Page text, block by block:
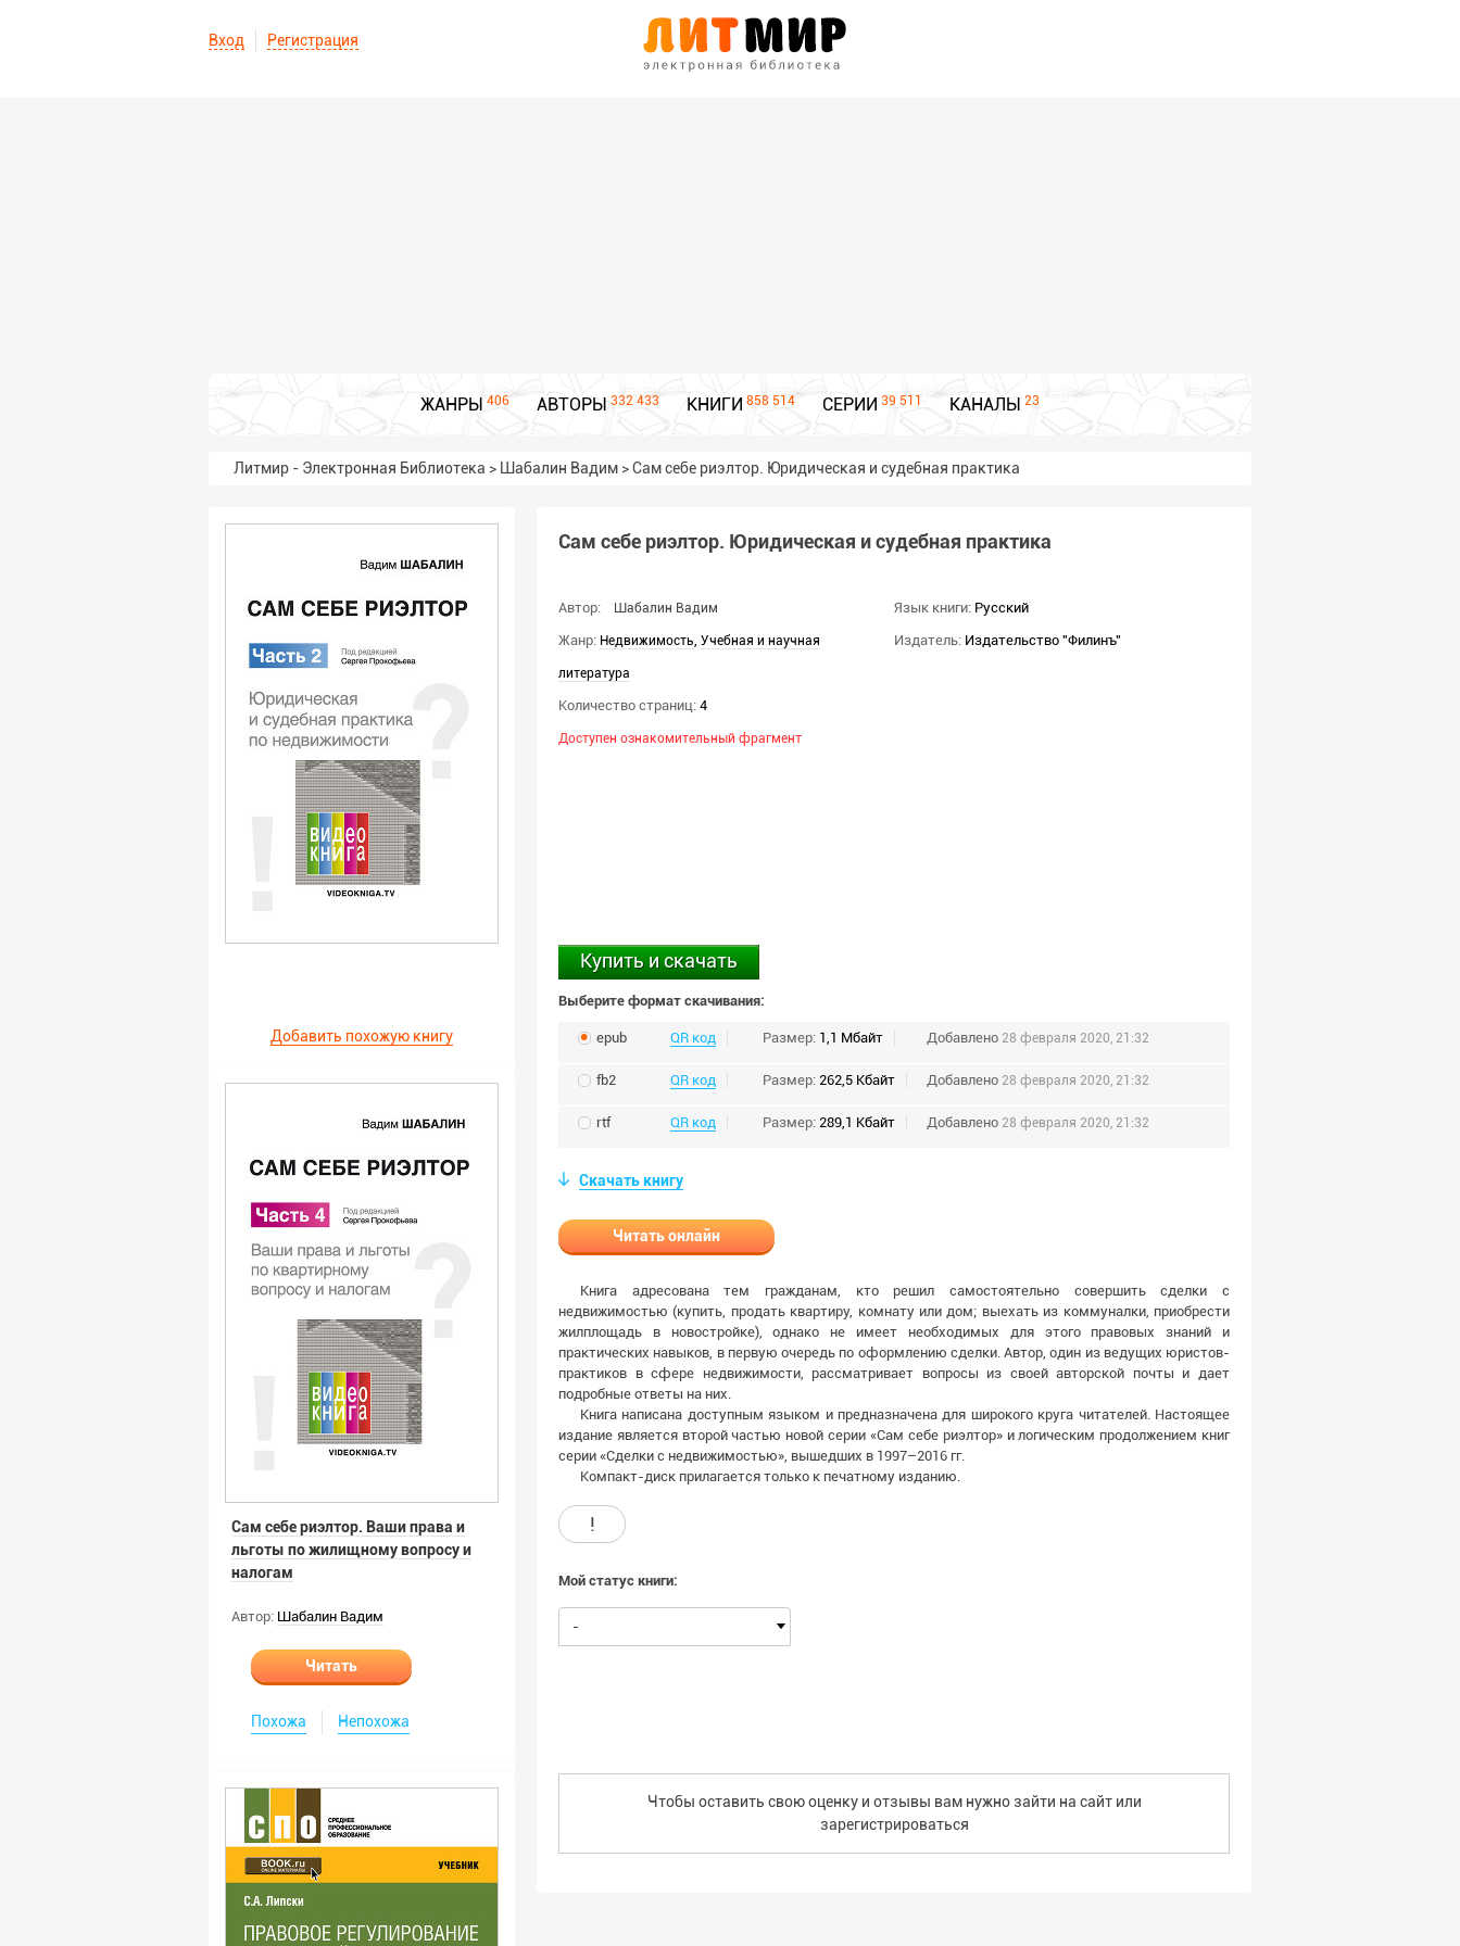
Вход Регистрация
ЖАНРЫ 406 АВТОРЫ 332 433 КНИГИ 858 514 СЕРИИ 39 511 КАНАЛЫ 23
Литмир - Электронная Библиотека > Шабалин Вадим >Сам себе риэлтор. Юридическая и судебная практика
Добавить похожую книгу
Сам себе риэлтор. Ваши права и
льготы по жилищному вопросу и
налогам
Автор: Шабалин Вадим
Читать
Похожа Непохожа
Сам себе риэлтор. Юридическая и судебная практика
Автор: Шабалин Вадим
Жанр: Недвижимость, Учебная и научная
литература
Количество страниц: 4
Доступен ознакомительный фрагмент
Язык книги: Русский
Издатель: Издательство "Филинъ"
Купить и скачать
Выберите формат скачивания:
epub QR код Размер: 1,1 Мбайт Добавлено 28 февраля 2020, 21:32
fb2 QR код Размер: 262,5 Кбайт Добавлено 28 февраля 2020, 21:32
rtf QR код Размер: 289,1 Кбайт Добавлено 28 февраля 2020, 21:32
Скачать книгу
Читать онлайн
Книга адресована тем гражданам, кто решил самостоятельно совершить сделки с
недвижимостью (купить, продать квартиру, комнату или дом; выехать из коммуналки, приобрести
жилплощадь в новостройке), однако не имеет необходимых для этого правовых знаний и
практических навыков, в первую очередь по оформлению сделки. Автор, один из ведущих юристов-
практиков в сфере недвижимости, рассматривает вопросы из своей авторской почты и дает
подробные ответы на них.
Книга написана доступным языком и предназначена для широкого круга читателей. Настоящее
издание является второй частью новой серии «Сам себе риэлтор» и логическим продолжением книг
серии «Сделки с недвижимостью», вышедших в 1997–2016 гг.
Компакт-диск прилагается только к печатному изданию.
!
Мой статус книги:
-
Чтобы оставить свою оценку и отзывы вам нужно зайти на сайт или
зарегистрироваться